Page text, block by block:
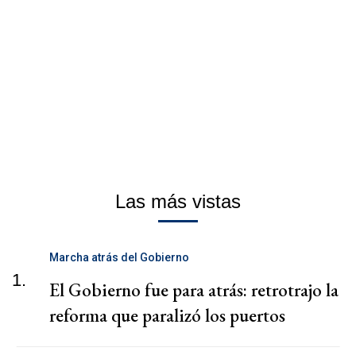
Las más vistas
1.
Marcha atrás del Gobierno
El Gobierno fue para atrás: retrotrajo la
reforma que paralizó los puertos